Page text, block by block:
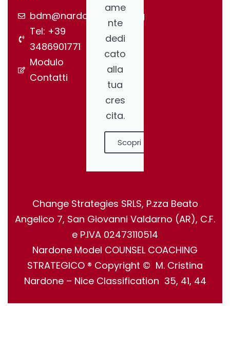
bdm@nardonegroup.org
Tel: +39
3486901771
Modulo
Contatti
ame
nte
dedi
cato
alla
tua
cres
cita.
Scopri
Change Strategies SRLS, P.zza Beato
Angelico 7, San Giovanni Valdarno (AR), C.F.
e P.IVA 02473110514
Nardone Model COUNSEL COACHING
STRATEGICO ® Copyright © M. Cristina
Nardone – Nice Classification 35, 41, 44